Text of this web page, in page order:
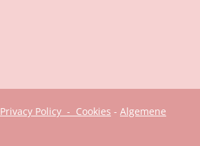
Privacy Policy - Cookies - Algemene